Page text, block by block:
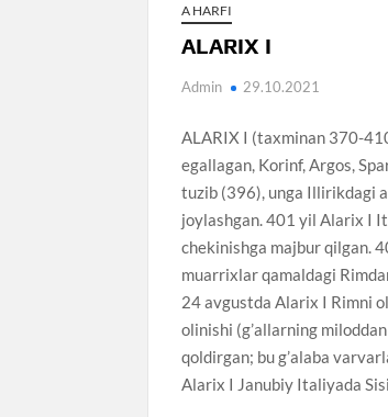
A HARFI
ALARIX I
Admin 29.10.2021
ALARIX I (taxminan 370-
egallagan, Korinf, Argos,
tuzib (396), unga Illirikdagi
joylashgan. 401 yil Alarix I
chekinishga majbur qilgan.
muarrixlar qamaldagi
24 avgustda Alarix I Rimni
olinishi (g’allarning
qoldirgan; bu g’alaba
Alarix I Janubiy Italiyada